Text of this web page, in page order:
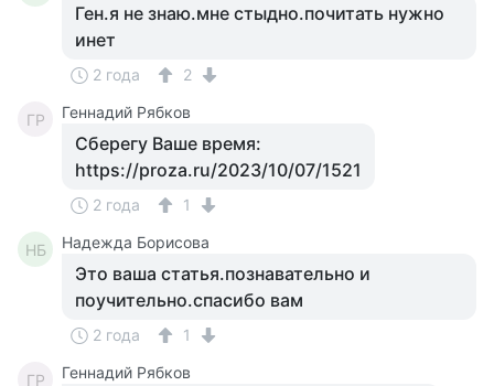
Ген.я не знаю.мне стыдно.почитать нужно
инет
2 года 2
ГР Геннадий Рябков
Сберегу Ваше время:
https://proza.ru/2023/10/07/1521
2 года 1
НБ Надежда Борисова
Это ваша статья.познавательно и
поучительно.спасибо вам
2 года 1
ГР Геннадий Рябков